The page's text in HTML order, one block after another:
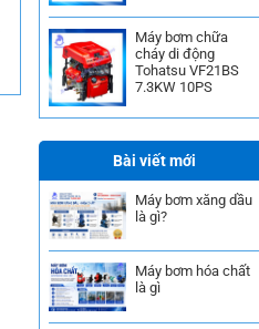
Máy bơm chữa
cháy di động
Tohatsu VF21BS
7.3KW 10PS
Bài viết mới
Máy bơm xăng dầu
là gì?
Máy bơm hóa chất
là gì